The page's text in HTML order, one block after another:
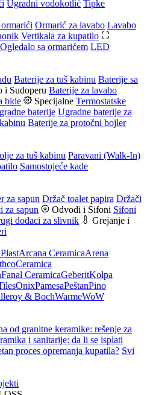
Ugradni vodokotlić Tipke
Ormarić za lavabo Lavabo
Vertikala za kupatilo
Ogledalo sa ormarićem LED
Baterije za tuš kabinu Baterije sa
i Sudoperu Baterije za lavabo
bide Specijalne Termostatske
baterije Ugradne baterije za
Baterije za protočni bojler
za tuš kabinu Paravani (Walk-In)
Samostojeće kade
za sapun Držač toalet papira Držači
za sapun Odvodi i Sifoni Sifoni
dodaci za slivnik
Grejanje i
Arcana CeramicaArena
Ceramica
Fanal CeramicaGeberitKolpa
OnixPamesaPeštanPino
& BochWarmeWoW
od granitne keramike: rešenje za
i sanitarije: da li se isplati
proces opremanja kupatila? Svi